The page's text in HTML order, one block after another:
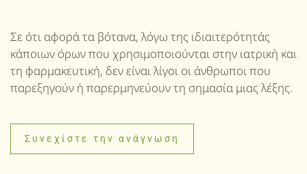
Σε ότι αφορά τα βότανα, λόγω της ιδιαιτερότητάς
κάποιων όρων που χρησιμοποιούνται στην ιατρική και
τη φαρμακευτική, δεν είναι λίγοι οι άνθρωποι που
παρεξηγούν ή παρερμηνεύουν τη σημασία μιας λέξης.
Συνεχίστε την ανάγνωση